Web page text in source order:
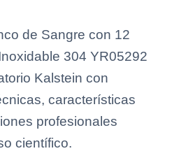
de Sangre con 12
304 YR05292
Kalstein con
características
profesionales
científico.